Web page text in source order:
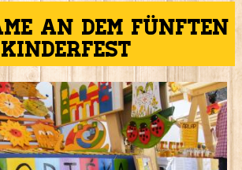
an dem fünften
Kinderfest